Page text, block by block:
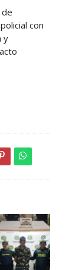
con
y